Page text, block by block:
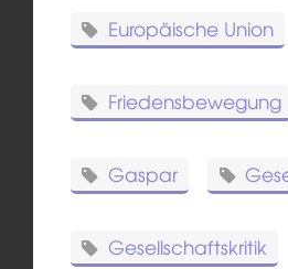
Europäische Union
Friedensbewegung
Gaspar
Gesellschaftskritik